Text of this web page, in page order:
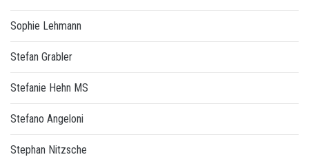
Sophie Lehmann
Stefan Grabler
Stefanie Hehn MS
Stefano Angeloni
Stephan Nitzsche